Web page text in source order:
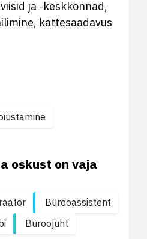
ja -keskkonnad,
kättesaadavus
oskust on vaja
Bürooassistent
Büroojuht